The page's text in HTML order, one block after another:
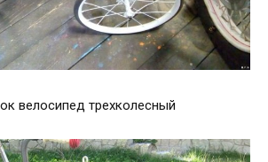
велосипед трехколесный